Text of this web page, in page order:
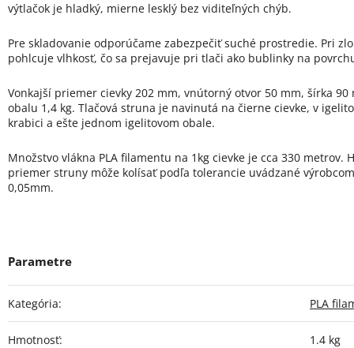
výtlačok je hladký, mierne lesklý bez viditeľných chýb.
Pre skladovanie odporúčame zabezpečiť suché prostredie. Pri
pohlcuje vlhkosť, čo sa prejavuje pri tlači ako bublinky na
Vonkajší priemer cievky 202 mm, vnútorný otvor 50 mm, šírka
obalu 1,4 kg. Tlačová struna je navinutá na čierne cievke, v
krabici a ešte jednom igelitovom obale.
Množstvo vlákna PLA filamentu na 1kg cievke je cca 330
priemer struny môže kolísať podľa tolerancie uvádzané
0,05mm.
Kategória: PLA
Hmotnosť: 1.4 kg